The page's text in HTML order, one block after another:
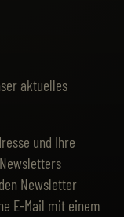
aktuelles
und Ihre
Newsletter
E-Mail mit einem